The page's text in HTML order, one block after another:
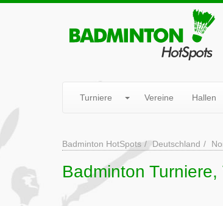
Turniere Vereine Hallen
Badminton HotSpots Deutschland
Badminton